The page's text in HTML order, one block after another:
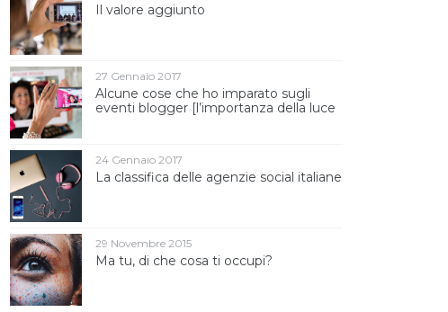
Il valore aggiunto
Alcune cose che ho imparato sugli
eventi blogger [l’importanza della luce
27 Gennaio 2017
La classifica delle agenzie social italiane
24 Gennaio 2017
Ma tu, di che cosa ti occupi?
29 Novembre 2015